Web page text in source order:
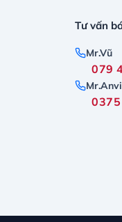
Tư vấn
Mr.Vũ
079
Mr.Anvi